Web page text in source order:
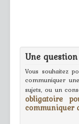
Une question
Vous souhaitez
communiquer
sujets, ou un
obligatoire
communiquer